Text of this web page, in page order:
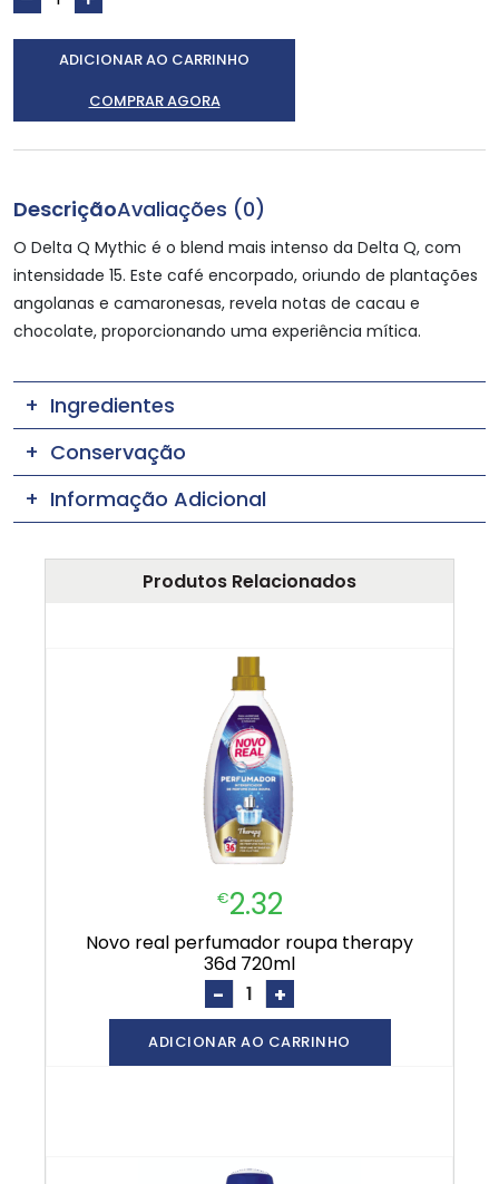
ADICIONAR AO CARRINHO
COMPRAR AGORA
DescriçãoAvaliações (0)
O Delta Q Mythic é o blend mais intenso da Delta Q, com
intensidade 15. Este café encorpado, oriundo de plantações
angolanas e camaronesas, revela notas de cacau e
chocolate, proporcionando uma experiência mítica.
Ingredientes
Conservação
Informação Adicional
Produtos Relacionados
€2.32
novo real perfumador roupa therapy
36d 720ml
- +
ADICIONAR AO CARRINHO